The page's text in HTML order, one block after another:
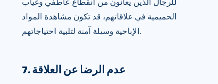
للرجال الذين يعانون من انقطاع عاطفي وغياب
الحميمية في علاقاتهم، قد تكون مشاهدة المواد
الإباحية وسيلة آمنة لتلبية احتياجاتهم.
7. عدم الرضا عن العلاقة